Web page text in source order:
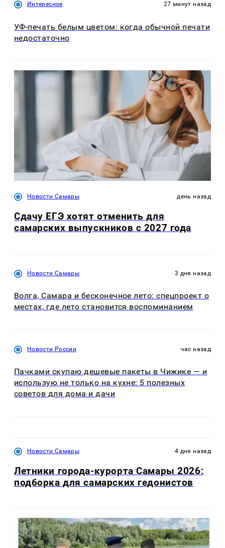
Интересное 27 минут назад
УФ-печать белым цветом: когда обычной печати
недостаточно
Новости Самары день назад
Сдачу ЕГЭ хотят отменить для
самарских выпускников с 2027 года
Новости Самары 3 дня назад
Волга, Самара и бесконечное лето: спецпроект о
местах, где лето становится воспоминанием
Новости России час назад
Пачками скупаю дешевые пакеты в Чижике — и
использую не только на кухне: 5 полезных
советов для дома и дачи
Новости Самары 4 дня назад
Летники города-курорта Самары 2026:
подборка для самарских гедонистов